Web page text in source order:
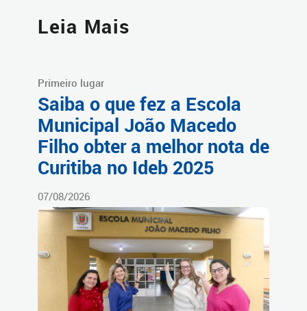
Leia Mais
Primeiro lugar
Saiba o que fez a Escola
Municipal João Macedo
Filho obter a melhor nota de
Curitiba no Ideb 2025
07/08/2026